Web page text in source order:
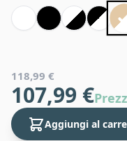
118,99 €
107,99 €
Aggiungi al